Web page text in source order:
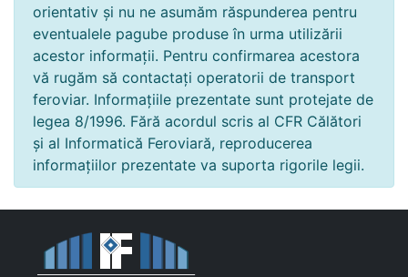
orientativ și nu ne asumăm răspunderea pentru
eventualele pagube produse în urma utilizării
acestor informații. Pentru confirmarea acestora
vă rugăm să contactați operatorii de transport
feroviar. Informațiile prezentate sunt protejate de
legea 8/1996. Fără acordul scris al CFR Călători
și al Informatică Feroviară, reproducerea
informațiilor prezentate va suporta rigorile legii.